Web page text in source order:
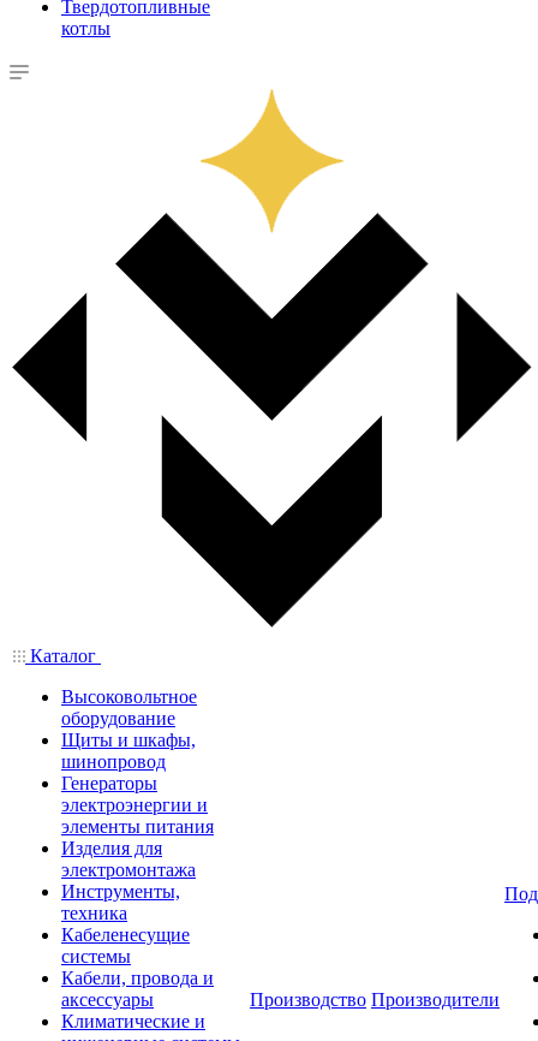
Твердотопливные
котлы
Каталог
Высоковольтное
оборудование
Щиты и шкафы,
шинопровод
Генераторы
электроэнергии и
элементы питания
Изделия для
электромонтажа
Инструменты,
техника
Кабеленесущие
системы
Кабели, провода и
аксессуары
Климатические и
Производство Производители